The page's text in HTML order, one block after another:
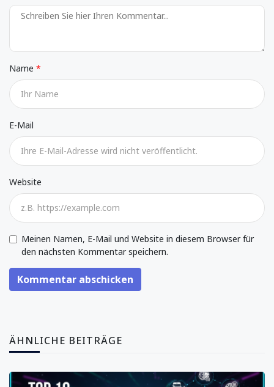
Name
E-Mail
Website
Meinen Namen, E-Mail und Website in diesem Browser für
den nächsten Kommentar speichern.
Kommentar abschicken
ÄHNLICHE BEITRÄGE